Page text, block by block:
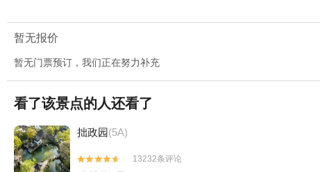
暂无报价
暂无门票预订，我们正在努力补充
看了该景点的人还看了
拙政园(5A)


13232条评论